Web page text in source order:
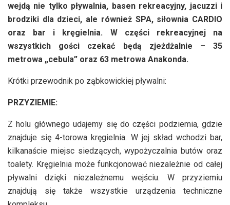
wejdą nie tylko pływalnia, basen rekreacyjny, jacuzzi i
brodziki dla dzieci, ale również SPA, siłownia CARDIO
oraz bar i kręgielnia. W części rekreacyjnej na
wszystkich gości czekać będą zjeżdżalnie – 35
metrowa „cebula” oraz 63 metrowa Anakonda.
Krótki przewodnik po ząbkowickiej pływalni:
PRZYZIEMIE:
Z holu głównego udajemy się do części podziemia, gdzie
znajduje się 4-torowa kręgielnia. W jej skład wchodzi bar,
kilkanaście miejsc siedzących, wypożyczalnia butów oraz
toalety. Kręgielnia może funkcjonować niezależnie od całej
pływalni dzięki niezależnemu wejściu. W przyziemiu
znajdują się także wszystkie urządzenia techniczne